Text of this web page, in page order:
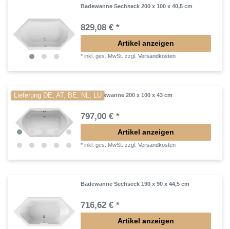
Badewanne Sechseck 200 x 100 x 40,5 cm
829,08 € *
Artikel anzeigen
*inkl. ges. MwSt. zzgl.Versandkosten
Lieferung DE, AT, BE, NL, LUSechseckwanne 200 x 100 x 43 cm
797,00 € *
Artikel anzeigen
*inkl. ges. MwSt. zzgl.Versandkosten
Badewanne Sechseck 190 x 90 x 44,5 cm
716,62 € *
Artikel anzeigen